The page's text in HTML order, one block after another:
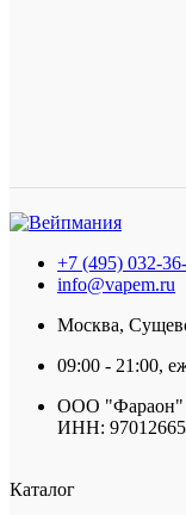
+7 (495) 032-
info@vapem.ru
Москва,
09:00 - 21:00,
ООО "Фараон"
ИНН:
Каталог